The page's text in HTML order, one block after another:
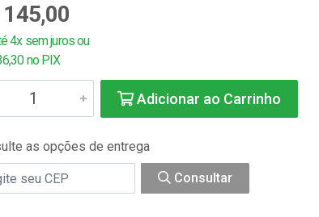
145,00
4x sem juros ou
no PIX
Adicionar ao Carrinho
as opções de entrega
Consultar